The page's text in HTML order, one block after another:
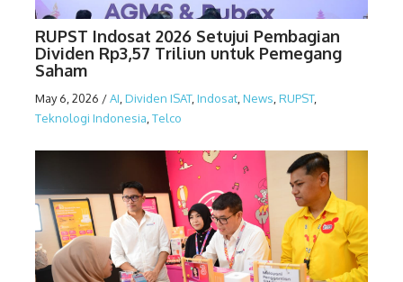
RUPST Indosat 2026 Setujui Pembagian
Dividen Rp3,57 Triliun untuk Pemegang
Saham
May 6, 2026 /AI Dividen ISAT, Indosat News RUPST,
Teknologi Indonesia Telco